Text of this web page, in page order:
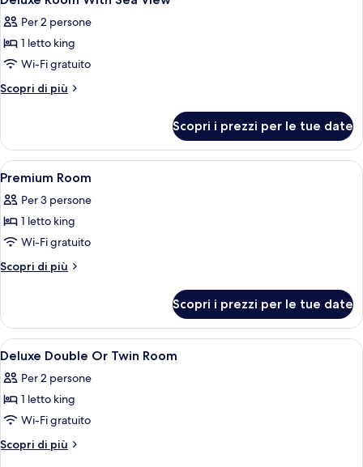
tutte
le
foto
per
Deluxe
Sea
View
Per 2 persone
1 letto king
Wi-Fi gratuito
Scopri di più
Altri
Room
With
Sea
Scopri i prezzi per le tue date
Apri
tutte
le
foto
per
Premium
Una moderna camera d'hotel con
7
Premium Room
Per 3 persone
1 letto king
Wi-Fi gratuito
Scopri di più
Altri
Room
Scopri i prezzi per le tue date
Apri
tutte
le
foto
per
Deluxe
Biancheria da letto di alta qualità,
8
Deluxe Double Or Twin Room
Per 2 persone
1 letto king
Wi-Fi gratuito
Scopri di più
Altri